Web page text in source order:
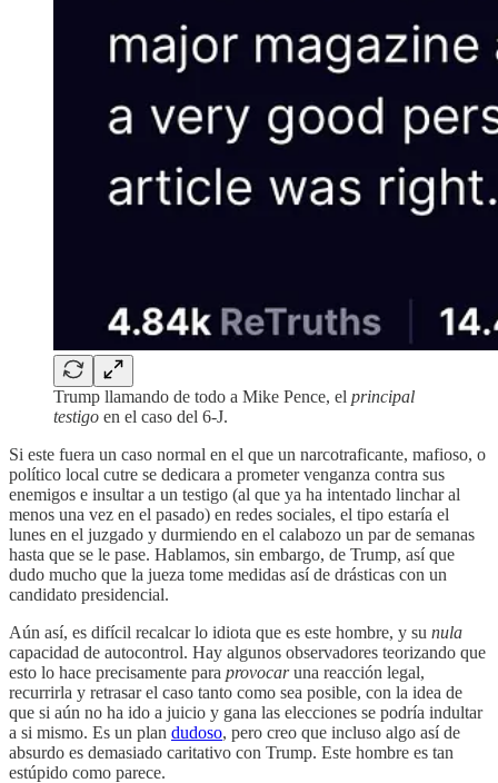
Trump llamando de todo a Mike Pence, el principal
testigo en el caso del 6-J.
Si este fuera un caso normal en el que un narcotraficante, mafioso, o
político local cutre se dedicara a prometer venganza contra sus
enemigos e insultar a un testigo (al que ya ha intentado linchar al
menos una vez en el pasado) en redes sociales, el tipo estaría el
lunes en el juzgado y durmiendo en el calabozo un par de semanas
hasta que se le pase. Hablamos, sin embargo, de Trump, así que
dudo mucho que la jueza tome medidas así de drásticas con un
candidato presidencial.
Aún así, es difícil recalcar lo idiota que es este hombre, y su nula
capacidad de autocontrol. Hay algunos observadores teorizando que
esto lo hace precisamente para provocaruna reacción legal,
recurrirla y retrasar el caso tanto como sea posible, con la idea de
que si aún no ha ido a juicio y gana las elecciones se podría indultar
a si mismo. Es un plan dudoso, pero creo que incluso algo así de
absurdo es demasiado caritativo con Trump. Este hombre es tan
estúpido como parece.